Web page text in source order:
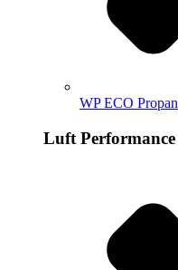
WP ECO Propan
Luft Performance